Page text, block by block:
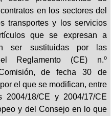
en los sectores del
transportes y los servicios
que se expresan a
ser sustituidas por las
Reglamento (CE) n.º
de fecha 30 de
el que se modifican, entre
2004/18/CE y 2004/17/CE
y del Consejo en lo que